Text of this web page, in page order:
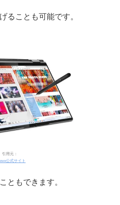
ることも可能です。
引用元：
公式サイト
ともできます。